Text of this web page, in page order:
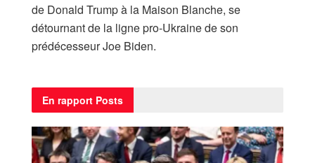
de Donald Trump à la Maison Blanche, se
détournant de la ligne pro-Ukraine de son
prédécesseur Joe Biden.
En rapport Posts